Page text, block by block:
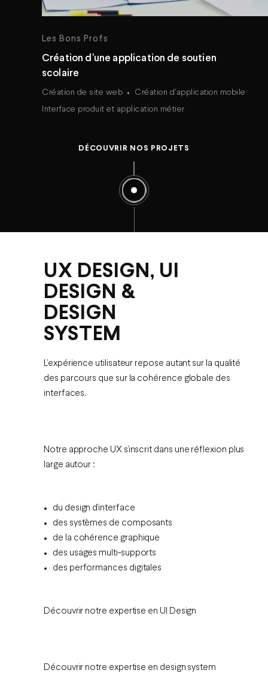
Les Bons Profs
Création d'une application de soutien
scolaire
Création de site web
Création d'application mobile
Interface produit et application métier
DÉCOUVRIR NOS PROJETS
UX DESIGN, UI
DESIGN &
DESIGN
SYSTEM
L’expérience utilisateur repose autant sur la qualité
des parcours que sur la cohérence globale des
interfaces.
Notre approche UX s’inscrit dans une réflexion plus
large autour :
du design d’interface
des systèmes de composants
de la cohérence graphique
des usages multi-supports
des performances digitales
Découvrir notre expertise en UI Design
Découvrir notre expertise en design system